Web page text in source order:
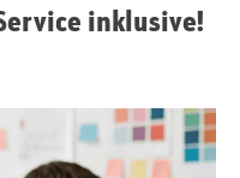
inklusive!